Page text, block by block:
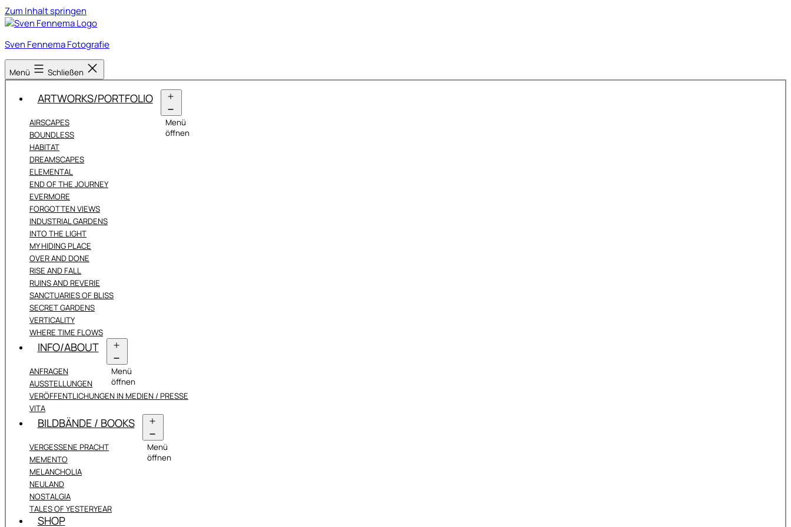
Zum Inhalt springen
Sven Fennema Fotografie
Menü Schließen
ARTWORKS/PORTFOLIO
Menü
öffnen
AIRSCAPES
BOUNDLESS
HABITAT
DREAMSCAPES
ELEMENTAL
END OF THE JOURNEY
EVERMORE
FORGOTTEN VIEWS
INDUSTRIAL GARDENS
INTO THE LIGHT
MY HIDING PLACE
OVER AND DONE
RISE AND FALL
RUINS AND REVERIE
SANCTUARIES OF BLISS
SECRET GARDENS
VERTICALITY
WHERE TIME FLOWS
INFO/ABOUT
Menü
öffnen
ANFRAGEN
AUSSTELLUNGEN
VERÖFFENTLICHUNGEN IN MEDIEN / PRESSE
VITA
BILDBÄNDE / BOOKS
Menü
öffnen
VERGESSENE PRACHT
MEMENTO
MELANCHOLIA
NEULAND
NOSTALGIA
TALES OF YESTERYEAR
SHOP